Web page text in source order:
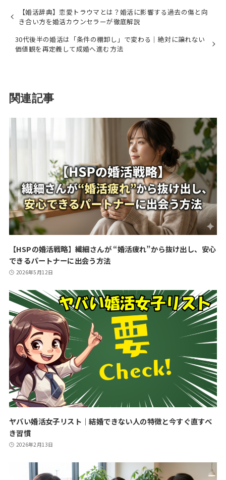
【婚活辞典】恋愛トラウマとは？婚活に影響する過去の傷と向
き合い方を婚活カウンセラーが徹底解説
30代後半の婚活は「条件の棚卸し」で変わる｜絶対に譲れない
価値観を再定義して成婚へ進む方法
関連記事
【HSPの婚活戦略】繊細さんが “婚活疲れ”から抜け出し、安心
できるパートナーに出会う方法
2026年5月12日
ヤバい婚活女子リスト｜結婚できない人の特徴と今すぐ直すべ
き習慣
2026年2月13日